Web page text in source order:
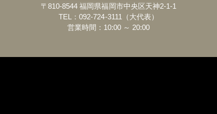
〒810-8544 福岡県福岡市中央区天神2-1-1
TEL：092-724-3111（大代表）
営業時間：10:00 ～ 20:00